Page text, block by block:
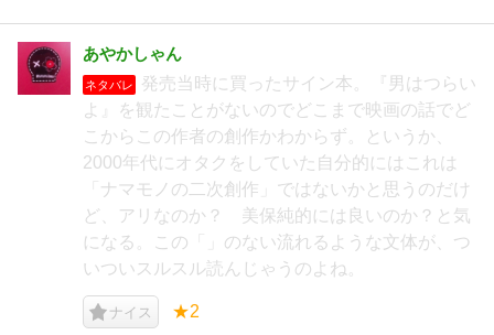
あやかしゃん
ネタバレ
発売当時に買ったサイン本。『男はつらい
よ』を観たことがないのでどこまで映画の話でど
こからこの作者の創作かわからず。というか、
2000年代にオタクをしていた自分的にはこれは
「ナマモノの二次創作」ではないかと思うのだけ
ど、アリなのか？ 美保純的には良いのか？と気
になる。この「」のない流れるような文体が、つ
いついスルスル読んじゃうのよね。
ナイス ★2